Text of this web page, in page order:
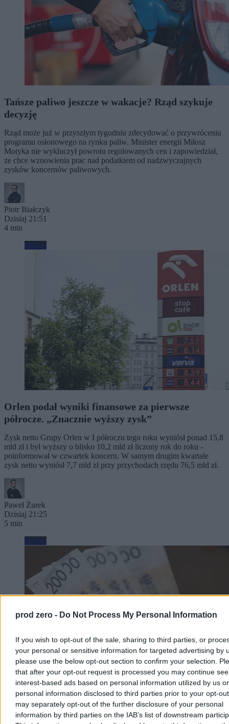
prod zero - Do Not Process My Personal Information
If you wish to opt-out of the sale, sharing to third parties, or
your personal or sensitive information for targeted advertising by
please use the below opt-out section to confirm your selection.
that after your opt-out request is processed you may continue
interest-based ads based on personal information utilized by us or
personal information disclosed to third parties prior to your opt-
may separately opt-out of the further disclosure of your personal
information by third parties on the IAB’s list of downstream
Tańsze paliwo jeszcze w wakacje? Rząd szykuje
decyzję
Rząd może już w przyszłym tygodniu zdecydować o przywróceniu
programu osłonowego na rynku paliw. Minister energii Miłosz
Motyka nie wykluczył powrotu regulowanych cen i zapowiedział,
że chce wznowienia prac nad podatkiem od nadzwyczajnych
zysków koncernów paliwowych.
Piotr Białczyk
Dzisiaj 21:51
4 min
Biznes
Orlen podał wyniki finansowe za pierwsze
półrocze. „Znacznie wyższy zysk”
Zysk netto Grupy Orlen w I półroczu tego roku wyniósł ponad 15,8
mld zł i był wyższy o blisko 10,2 mld zł liczony rok do roku -
poinformował w czwartek koncern. W samym drugim kwartale
zysk netto wyniósł 7,7 mld zł przy przychodach rzędu 76,5 mld zł.
Paweł Żurek
Dzisiaj 21:25
5 min
Biznes
Polacy będą masowo zakładać nowe konta?
Minister obiecuje wielkie korzyści